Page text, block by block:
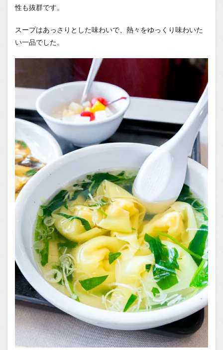
性も抜群です。
スープはあっさりとした味わいで、熱々をゆっくり味わいた
い一品でした。